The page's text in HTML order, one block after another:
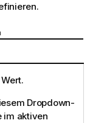
Dropdown-
im aktiven